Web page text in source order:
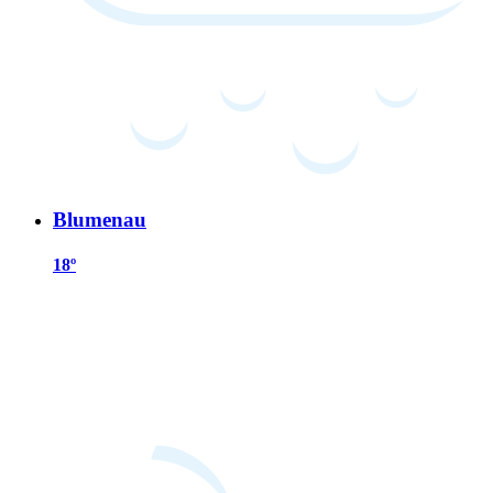
Blumenau
18º